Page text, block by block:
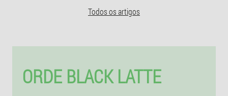
Todos os artigos
ORDE BLACK LATTE